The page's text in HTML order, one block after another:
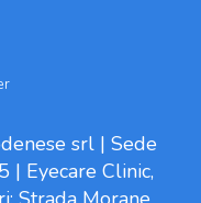
srl | Sede
| Eyecare Clinic,